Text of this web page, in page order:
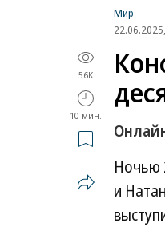
Мир
56K
10 мин.
Ночью
и